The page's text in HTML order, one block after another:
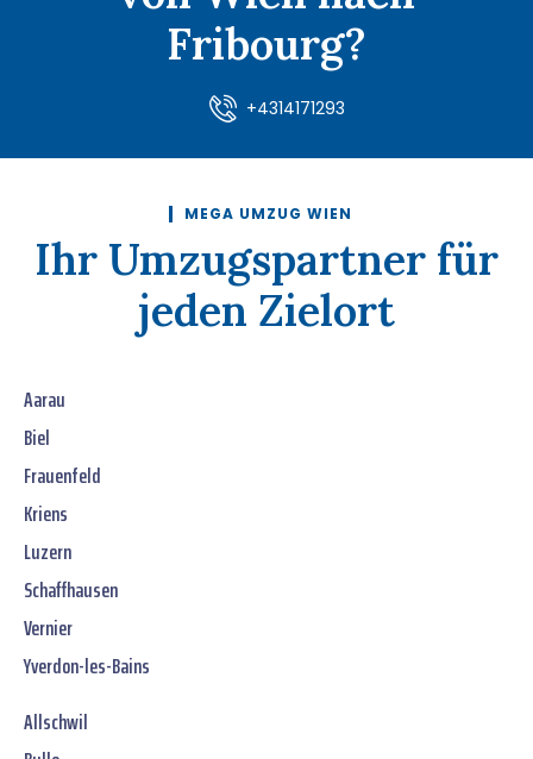
Fribourg?
+4314171293
MEGA UMZUG WIEN
Ihr Umzugspartner für
jeden Zielort
Aarau
Biel
Frauenfeld
Kriens
Luzern
Schaffhausen
Vernier
Yverdon-les-Bains
Allschwil